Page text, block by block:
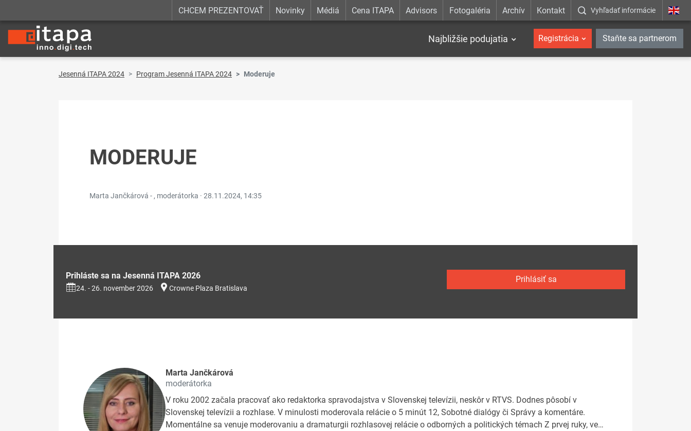
CHCEM PREZENTOVAŤ Novinky Médiá Cena ITAPA Advisors Fotogaléria Archív Kontakt Vyhľadať informácie
Najbližšie podujatia Registrácia Staňte sa partnerom
Jesenná ITAPA 2024 Program Jesenná ITAPA 2024 Moderuje
MODERUJE
Marta Jančkárová - , moderátorka · 28.11.2024, 14:35
Prihláste sa na Jesenná ITAPA 2026
24. - 26. november 2026 Crowne Plaza Bratislava
Prihlásiť sa
Marta Jančkárová
moderátorka
V roku 2002 začala pracovať ako redaktorka spravodajstva v Slovenskej televízii, neskôr v RTVS. Dodnes pôsobí v
Slovenskej televízii a rozhlase. V minulosti moderovala relácie o 5 minút 12, Sobotné dialógy či Správy a komentáre.
Momentálne sa venuje moderovaniu a dramaturgii rozhlasovej relácie o odborných a politických témach Z prvej ruky, ve…